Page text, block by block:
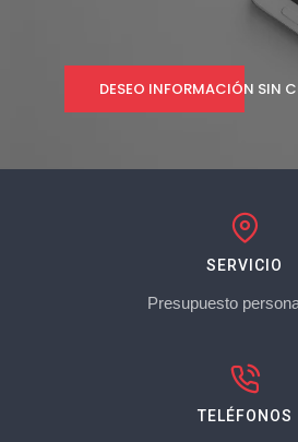
DESEO INFORMACIÓN SIN
SERVICIO
Presupuesto
TELÉFONOS